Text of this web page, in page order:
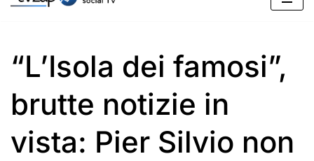
“L’Isola dei famosi”,
brutte notizie in
vista: Pier Silvio non